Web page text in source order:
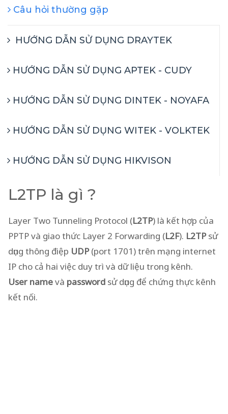
Câu hỏi thường gặp
HƯỚNG DẪN SỬ DỤNG DRAYTEK
HƯỚNG DẪN SỬ DỤNG APTEK - CUDY
HƯỚNG DẪN SỬ DỤNG DINTEK - NOYAFA
HƯỚNG DẪN SỬ DỤNG WITEK - VOLKTEK
HƯỚNG DẪN SỬ DỤNG HIKVISON
L2TP là gì ?
Layer Two Tunneling Protocol (L2TP) là kết hợp của
PPTP và giao thức Layer 2 Forwarding (L2F). L2TPsử
dụng thông điệp UDP(port 1701) trên mạng internet
IP cho cả hai việc duy trì và dữ liệu trong kênh.
User namevà password sử dụng để chứng thực kênh
kết nối.